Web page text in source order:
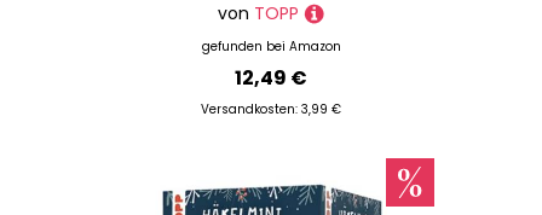
von TOPP
gefunden bei Amazon
12,49 €
Versandkosten: 3,99 €